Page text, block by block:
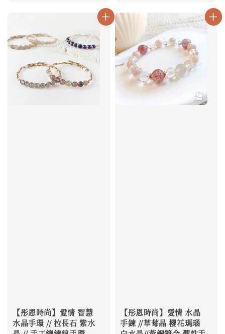
【彤恩時尚】愛情 智慧
水晶手環 // 拉長石 紫水
【彤恩時尚】愛情 水晶
手鍊 //草莓晶 櫻花瑪瑙